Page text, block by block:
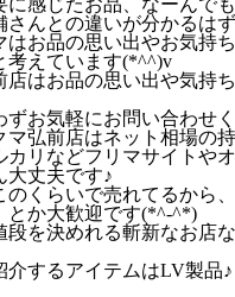
に感じたお品、なーんで
さんとの違いが分かるは
はお品の思い出やお気持
考えています(*^^)v
店はお品の思い出や気持
ずお気軽にお問い合わせ
マ弘前店はネット相場の
カリなどフリマサイトや
大丈夫です♪
のくらいで売れてるから
とか大歓迎です(*^-^*)
段を決めれる斬新なお店
介するアイテムはLV製品♪